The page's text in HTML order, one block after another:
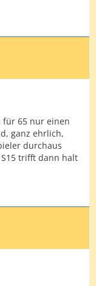
für 65 nur einen
ganz ehrlich,
durchaus
trifft dann halt